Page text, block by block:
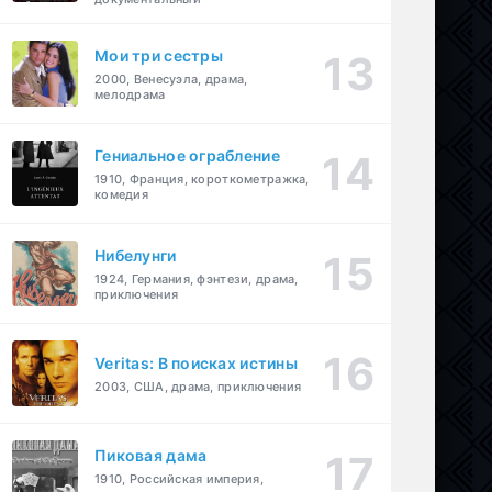
Мои три сестры
2000, Венесуэла, драма,
мелодрама
Гениальное ограбление
1910, Франция, короткометражка,
комедия
Нибелунги
1924, Германия, фэнтези, драма,
приключения
Veritas: В поисках истины
2003, США, драма, приключения
Пиковая дама
1910, Российская империя,